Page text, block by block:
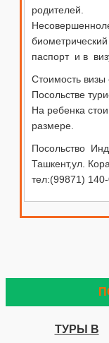
родителей.
паспорт и в
Стоимость визы
Посольстве
На ребенка
размере.
Посольство
Ташкент,ул.
тел:(99871)
ТУРЫ В